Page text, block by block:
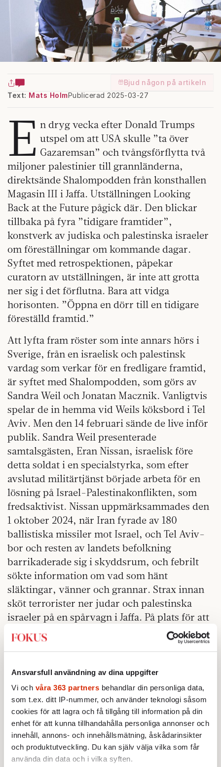
Ansvarsfull användning av dina uppgifter
Vi och våra 363 partners behandlar din personliga data,
som t.ex. ditt IP-nummer, och använder teknologi såsom
cookies för att lagra och få tillgång till information på din
enhet för att kunna tillhandahålla personliga annonser och
innehåll, annons- och innehållsmätning, åskådarinsikter
och produktutveckling. Du kan själv välja vilka som får
använda din data och i vilka syften.
Bjud någon på artikeln
Text: Mats HolmPublicerad 2025-03-27
E n dryg vecka efter Donald Trumps
utspel om att USA skulle ”ta över
Gazaremsan” och tvångsförflytta två
miljoner palestinier till grannländerna,
direktsände Shalompodden från konsthallen
Magasin III i Jaffa. Utställningen Looking
Back at the Future pågick där. Den blickar
tillbaka på fyra ”tidigare framtider”,
konstverk av judiska och palestinska israeler
om föreställningar om kommande dagar.
Syftet med retrospektionen, påpekar
curatorn av utställningen, är inte att grotta
ner sig i det förflutna. Bara att vidga
horisonten. ”Öppna en dörr till en tidigare
föreställd framtid.”
Att lyfta fram röster som inte annars hörs i
Sverige, från en israelisk och palestinsk
vardag som verkar för en fredligare framtid,
är syftet med Shalompodden, som görs av
Sandra Weil och Jonatan Macznik. Vanligtvis
spelar de in hemma vid Weils köksbord i Tel
Aviv. Men den 14 februari sände de live inför
publik. Sandra Weil presenterade
samtalsgästen, Eran Nissan, israelisk före
detta soldat i en specialstyrka, som efter
avslutad militärtjänst började arbeta för en
lösning på Israel-Palestinakonflikten, som
fredsaktivist. Nissan uppmärksammades den
1 oktober 2024, när Iran fyrade av 180
ballistiska missiler mot Israel, och Tel Aviv-
bor och resten av landets befolkning
barrikaderade sig i skyddsrum, och febrilt
sökte information om vad som hänt
släktingar, vänner och grannar. Strax innan
sköt terrorister ner judar och palestinska
israeler på en spårvagn i Jaffa. På plats för att
hjälpa skadade och skjutna, och rädda liv,
var Eran Nissan.
reaktion på terrorattacken, den från
ytterhögerpolitikern Itamar Ben Gvir, då
minister för rikets säkerhet, som rusade till
platsen, inte för att rädda människor, utan
för att utnyttja ögonblicket för att vända folk
emot varandra.